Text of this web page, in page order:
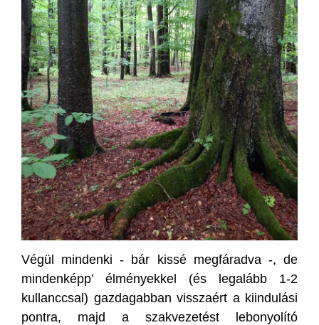
Végül mindenki - bár kissé megfáradva -, de
mindenképp’ élményekkel (és legalább 1-2
kullanccsal) gazdagabban visszaért a kiindulási
pontra, majd a szakvezetést lebonyolító